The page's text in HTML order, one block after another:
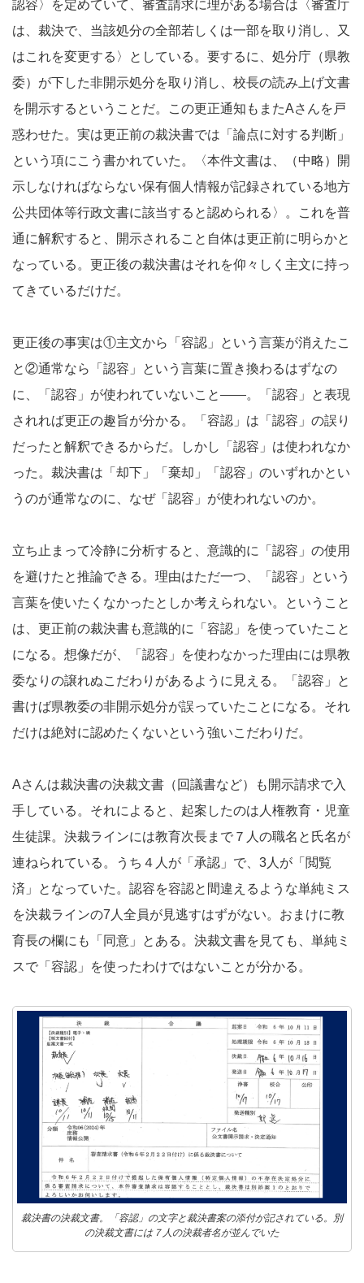
認容〉を定めていて、審査請求に理がある場合は〈審査庁
は、裁決で、当該処分の全部若しくは一部を取り消し、又
はこれを変更する〉としている。要するに、処分庁（県教
委）が下した非開示処分を取り消し、校長の読み上げ文書
を開示するということだ。この更正通知もまたAさんを戸
惑わせた。実は更正前の裁決書では「論点に対する判断」
という項にこう書かれていた。〈本件文書は、（中略）開
示しなければならない保有個人情報が記録されている地方
公共団体等行政文書に該当すると認められる〉。これを普
通に解釈すると、開示されること自体は更正前に明らかと
なっている。更正後の裁決書はそれを仰々しく主文に持っ
てきているだけだ。
更正後の事実は①主文から「容認」という言葉が消えたこ
と②通常なら「認容」という言葉に置き換わるはずなの
に、「認容」が使われていないこと――。「認容」と表現
されれば更正の趣旨が分かる。「容認」は「認容」の誤り
だったと解釈できるからだ。しかし「認容」は使われなか
った。裁決書は「却下」「棄却」「認容」のいずれかとい
うのが通常なのに、なぜ「認容」が使われないのか。
立ち止まって冷静に分析すると、意識的に「認容」の使用
を避けたと推論できる。理由はただ一つ、「認容」という
言葉を使いたくなかったとしか考えられない。ということ
は、更正前の裁決書も意識的に「容認」を使っていたこと
になる。想像だが、「認容」を使わなかった理由には県教
委なりの譲れぬこだわりがあるように見える。「認容」と
書けば県教委の非開示処分が誤っていたことになる。それ
だけは絶対に認めたくないという強いこだわりだ。
Aさんは裁決書の決裁文書（回議書など）も開示請求で入
手している。それによると、起案したのは人権教育・児童
生徒課。決裁ラインには教育次長まで７人の職名と氏名が
連ねられている。うち４人が「承認」で、3人が「閲覧
済」となっていた。認容を容認と間違えるような単純ミス
を決裁ラインの7人全員が見逃すはずがない。おまけに教
育長の欄にも「同意」とある。決裁文書を見ても、単純ミ
スで「容認」を使ったわけではないことが分かる。
裁決書の決裁文書。「容認」の文字と裁決書案の添付が記されている。別
の決裁文書には７人の決裁者名が並んでいた